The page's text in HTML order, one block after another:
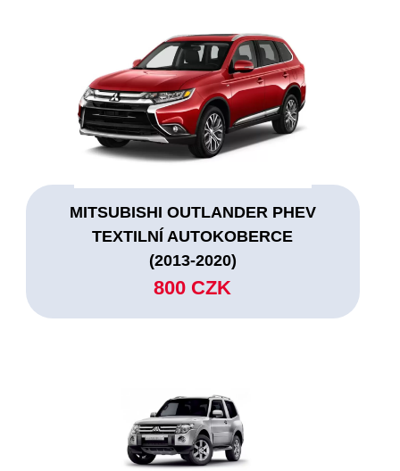
MITSUBISHI OUTLANDER PHEV
TEXTILNÍ AUTOKOBERCE
(2013-2020)
800 CZK